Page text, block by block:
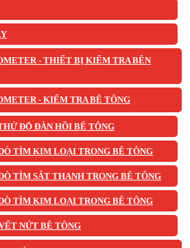
- THIẾT BỊ KIỂM TRA BÊN
- KIỂM TRA BÊ TÔNG
ĐỘ ĐÀN HỒI BÊ TÔNG
TÌM KIM LOẠI TRONG BÊ TÔNG
TÌM SẮT THANH TRONG BÊ TÔNG
TÌM KIM LOẠI TRONG BÊ TÔNG
NỨT BÊ TÔNG